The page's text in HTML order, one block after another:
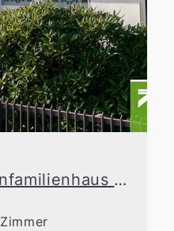
Freistehendes Einfamilienhaus für die gehobenen Ansprüche!
Zimmer